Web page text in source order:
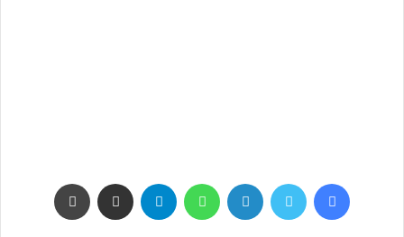
فيسبوك تويتر لينكدإن واتساب تيلقرام مشاركة عبر البريد